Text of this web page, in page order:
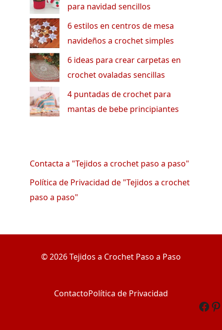
para navidad sencillos
6 estilos en centros de mesa
navideños a crochet simples
6 ideas para crear carpetas en
crochet ovaladas sencillas
4 puntadas de crochet para
mantas de bebe principiantes
Contacta a "Tejidos a crochet paso a paso"
Política de Privacidad de "Tejidos a crochet
paso a paso"
© 2026 Tejidos a Crochet Paso a Paso
ContactoPolítica de Privacidad